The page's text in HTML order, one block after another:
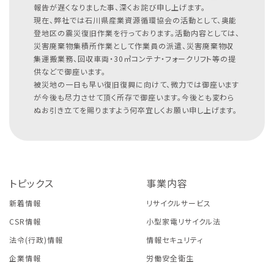
報告が遅くなりました事、深くお詫び申し上げます。
現在、弊社では石川県産業資源循環協会の活動として、奥能
登地区の震災復旧作業を行っております。活動内容としては、
災害廃棄物集積所作業として作業員の派遣、災害廃棄物収
集運搬業務、回収車両・30㎥コンテナ・フォークリフト等の提
供などで御座います。
被災地の一日も早い復旧復興に向けて、微力では御座います
が今後も尽力させて頂く所存で御座います。今後とも変わら
ぬお引き立てを賜りますよう何卒宜しくお願い申し上げます。
トピックス
新着情報
CSR情報
法令(行政)情報
企業情報
事業内容
リサイクルサービス
小型家電リサイクル法
情報セキュリティ
労働安全衛生